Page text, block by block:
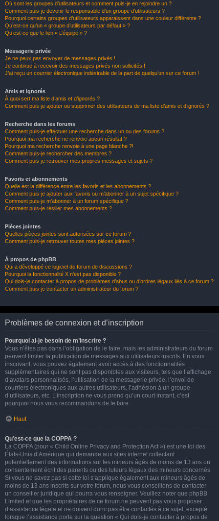
Où sont les groupes d’utilisateurs et comment puis-je en rejoindre un ?
Comment puis-je devenir le responsable d’un groupe d’utilisateurs ?
Pourquoi certains groupes d’utilisateurs apparaissent dans une couleur différente ?
Qu’est-ce qu’un « groupe d’utilisateurs par défaut » ?
Qu’est-ce que le lien « L’équipe » ?
Messagerie privée
Je ne peux pas envoyer de messages privés !
Je continue à recevoir des messages privés non sollicités !
J’ai reçu un courrier électronique indésirable de la part de quelqu’un sur ce forum !
Amis et ignorés
À quoi sert ma liste d’amis et d’ignorés ?
Comment puis-je ajouter ou supprimer des utilisateurs de ma liste d’amis et d’ignorés ?
Recherche dans les forums
Comment puis-je effectuer une recherche dans un ou des forums ?
Pourquoi ma recherche ne renvoie aucun résultat ?
Pourquoi ma recherche renvoie à une page blanche ?!
Comment puis-je rechercher des membres ?
Comment puis-je retrouver mes propres messages et sujets ?
Favoris et abonnements
Quelle est la différence entre les favoris et les abonnements ?
Comment puis-je ajouter aux favoris ou m’abonner à un sujet spécifique ?
Comment puis-je m’abonner à un forum spécifique ?
Comment puis-je résilier mes abonnements ?
Pièces jointes
Quelles pièces jointes sont autorisées sur ce forum ?
Comment puis-je retrouver toutes mes pièces jointes ?
À propos de phpBB
Qui a développé ce logiciel de forum de discussions ?
Pourquoi la fonctionnalité X n’est pas disponible ?
Qui dois-je contacter à propos de problèmes d’abus ou d’ordres légaux liés à ce forum ?
Comment puis-je contacter un administrateur du forum ?
Problèmes de connexion et d’inscription
Pourquoi ai-je besoin de m’inscrire ?
Vous n’êtes pas dans l’obligation de le faire, mais les administrateurs du forum
peuvent limiter la publication de messages aux utilisateurs inscrits. En vous
inscrivant, vous pouvez également avoir accès à des fonctionnalités
supplémentaires qui ne sont pas disponibles aux visiteurs, tels que l’affichage
d’avatars personnalisés, l’utilisation de la messagerie privée, l’envoi de
courriers électroniques aux autres utilisateurs, l’adhésion à un groupe
d’utilisateurs, etc. L’inscription ne vous prend qu’un court instant, c’est
pourquoi nous vous recommandons de le faire.
Haut
Qu’est-ce que la COPPA ?
La COPPA (pour « Child Online Privacy and Protection Act ») est une loi des
États-Unis d’Amérique qui demande aux sites internet collectant
potentiellement des informations sur les mineurs âgés de moins de 13 ans un
consentement écrit des parents ou des tuteurs légaux des mineurs concernés.
Si vous ne savez pas si cette loi s’applique également aux mineurs âgés de
moins de 13 ans inscrits sur votre forum, nous vous conseillons de contacter
un conseiller juridique qui pourra vous renseigner. Veuillez noter que phpBB
Limited et que les propriétaires de ce forum ne peuvent pas vous proposer
d’assistance légale et ne doivent donc pas être contactés à ce sujet, excepté
lorsque l’assistance porte sur la question « Qui dois-je contacter à propos de